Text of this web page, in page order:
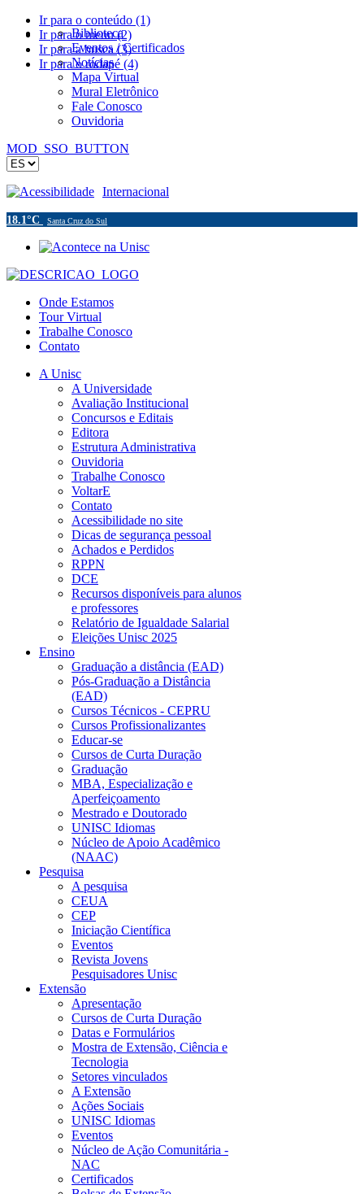
Ir para o conteúdo (1)
Ir para o menu (2)
Ir para a busca (3)
Ir para o rodapé (4)
Biblioteca
Eventos / Certificados
Notícias
Mapa Virtual
Mural Eletrônico
Fale Conosco
Ouvidoria
MOD_SSO_BUTTON
Acessibilidade Internacional
18.1°C Santa Cruz do Sul
Onde Estamos
Tour Virtual
Trabalhe Conosco
Contato
A Unisc
A Universidade
Avaliação Institucional
Concursos e Editais
Editora
Estrutura Administrativa
Ouvidoria
Trabalhe Conosco
VoltarE
Contato
Acessibilidade no site
Dicas de segurança pessoal
Achados e Perdidos
RPPN
DCE
Recursos disponíveis para alunos
e professores
Relatório de Igualdade Salarial
Eleições Unisc 2025
Ensino
Graduação a distância (EAD)
Pós-Graduação a Distância
(EAD)
Cursos Técnicos - CEPRU
Cursos Profissionalizantes
Educar-se
Cursos de Curta Duração
Graduação
MBA, Especialização e
Aperfeiçoamento
Mestrado e Doutorado
UNISC Idiomas
Núcleo de Apoio Acadêmico
(NAAC)
Pesquisa
A pesquisa
CEUA
CEP
Iniciação Científica
Eventos
Revista Jovens
Pesquisadores Unisc
Extensão
Apresentação
Cursos de Curta Duração
Datas e Formulários
Mostra de Extensão, Ciência e
Tecnologia
Setores vinculados
A Extensão
Ações Sociais
UNISC Idiomas
Eventos
Núcleo de Ação Comunitária -
NAC
Certificados